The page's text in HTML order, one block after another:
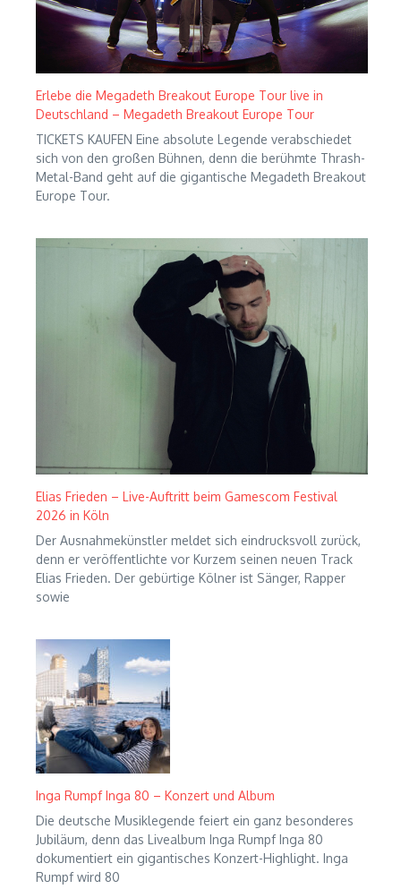
Erlebe die Megadeth Breakout Europe Tour live in
Deutschland – Megadeth Breakout Europe Tour
TICKETS KAUFEN Eine absolute Legende verabschiedet
sich von den großen Bühnen, denn die berühmte Thrash-
Metal-Band geht auf die gigantische Megadeth Breakout
Europe Tour.
Elias Frieden – Live-Auftritt beim Gamescom Festival
2026 in Köln
Der Ausnahmekünstler meldet sich eindrucksvoll zurück,
denn er veröffentlichte vor Kurzem seinen neuen Track
Elias Frieden. Der gebürtige Kölner ist Sänger, Rapper
sowie
Inga Rumpf Inga 80 – Konzert und Album
Die deutsche Musiklegende feiert ein ganz besonderes
Jubiläum, denn das Livealbum Inga Rumpf Inga 80
dokumentiert ein gigantisches Konzert-Highlight. Inga
Rumpf wird 80